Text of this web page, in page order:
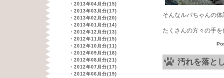
・ 2013年04月分(15)
・ 2013年03月分(17)
・ 2013年02月分(20)
・ 2013年01月分(14)
・ 2012年12月分(13)
・ 2012年11月分(15)
・ 2012年10月分(11)
・ 2012年09月分(18)
・ 2012年08月分(21)
・ 2012年07月分(17)
・ 2012年06月分(19)
そんなルパちゃんの
たくさんの方々の手
汚れを落と